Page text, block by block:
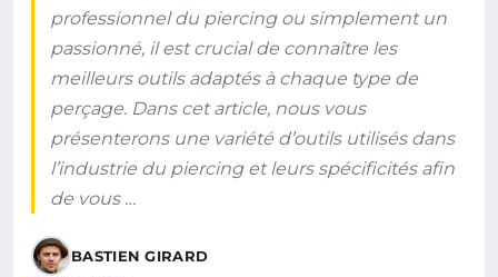
professionnel du piercing ou simplement un
passionné, il est crucial de connaître les
meilleurs outils adaptés à chaque type de
perçage. Dans cet article, nous vous
présenterons une variété d’outils utilisés dans
l’industrie du piercing et leurs spécificités afin
de vous …
BASTIEN GIRARD